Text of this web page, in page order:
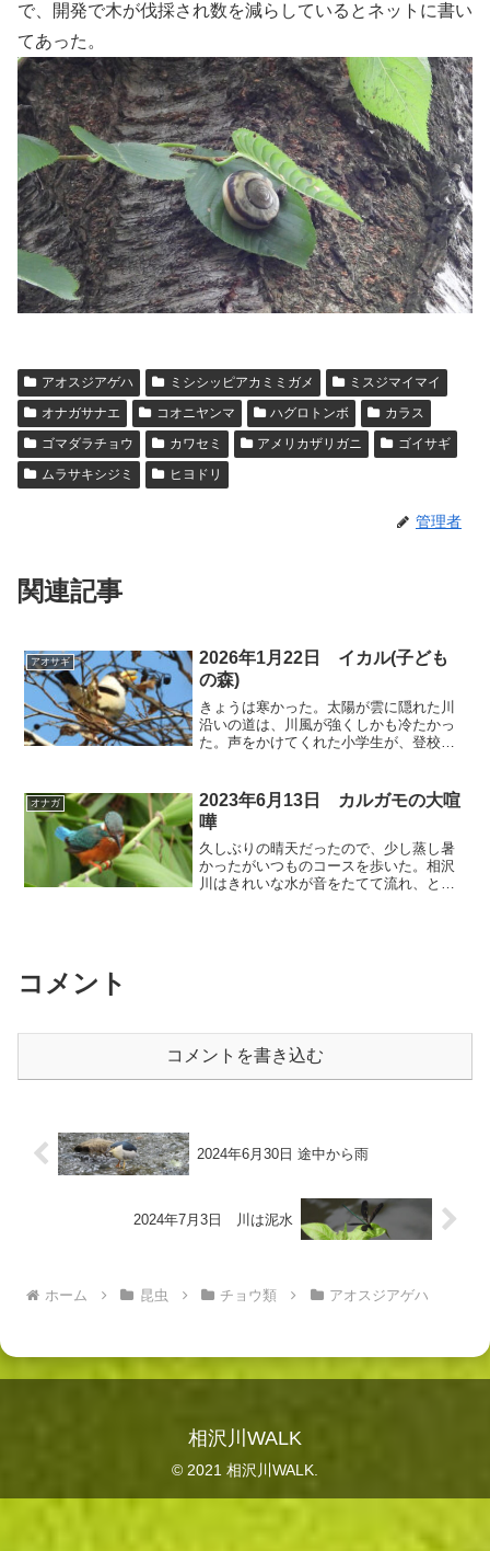
で、開発で木が伐採され数を減らしているとネットに書い
てあった。
アオスジアゲハ ミシシッピアカミミガメ
ミスジマイマイ
オナガサナエ
コオニヤンマ ハグロトンボ
カラス
ゴマダラチョウ
カワセミ アメリカザリガニ
ゴイサギ
ムラサキシジミ
ヒヨドリ
管理者
関連記事
アオサギ
2026年1月22日 イカル(子ども
の森)
きょうは寒かった。太陽が雲に隠れた川
沿いの道は、川風が強くしかも冷たかっ
た。声をかけてくれた小学生が、登校時
いた。⬇️ カワセミ きょうは5羽だった。
⬇️ イカル 子ど...
オナガ
2023年6月13日 カルガモの大喧
嘩
久しぶりの晴天だったので、少し蒸し暑
かったがいつものコースを歩いた。相沢
川はきれいな水が音をたてて流れ、とて
コメント
コメントを書き込む
2024年6月30日 途中から雨
2024年7月3日 川は泥水
ホーム 昆虫 チョウ類 アオスジアゲハ
相沢川WALK
© 2021 相沢川WALK.